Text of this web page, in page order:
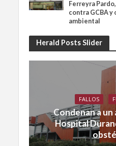
Ferreyra
contra GCBA
ambiental
Herald Posts Slider
FALLOS
Condenan a
Hospital